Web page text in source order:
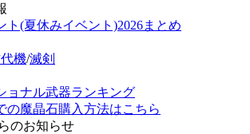
ト(夏休みイベント)2026まとめ
機/滅剣
ョナル武器ランキング
の魔晶石購入方法はこちら
のお知らせ